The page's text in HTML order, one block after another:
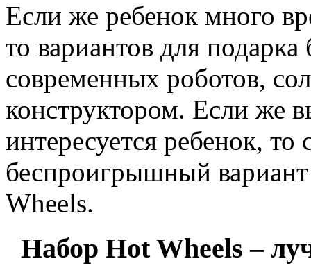
Если же ребенок много
то вариантов для
современных роботов,
конструктором. Если же
интересуется ребенок, то
беспроигрышный
Wheels.
Набор Hot Wheels –